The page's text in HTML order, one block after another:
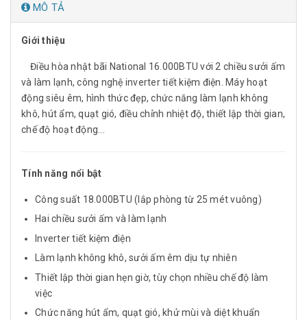
MÔ TẢ
Giới thiệu
Điều hòa nhật bãi National 16.000BTU với 2 chiều sưởi ấm
và làm lạnh, công nghệ inverter tiết kiệm điện. Máy hoạt
động siêu êm, hình thức đẹp, chức năng làm lạnh không
khô, hút ẩm, quạt gió, điều chỉnh nhiệt độ, thiết lập thời gian,
chế độ hoạt động...
Tính năng nổi bật
Công suất 18.000BTU (lắp phòng từ 25 mét vuông)
Hai chiều sưởi ấm và làm lạnh
Inverter tiết kiệm điện
Làm lạnh không khô, sưởi ấm êm dịu tự nhiên
Thiết lập thời gian hẹn giờ, tùy chọn nhiều chế độ làm
việc
Chức năng hút ẩm, quạt gió, khử mùi và diệt khuẩn